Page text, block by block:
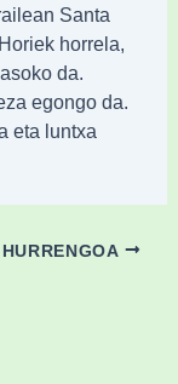
Santa
horrela,
da.
egongo da.
eta luntxa
HURRENGOA